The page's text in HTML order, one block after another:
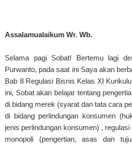
Assalamualaikum Wr. Wb.
Selama pagi Sobat! Bertemu lagi
Purwanto, pada saat ini Saya akan
Bab 8 Regulasi Bisnis Kelas XI
ini, Sobat akan belajar tentang
di bidang merek (syarat dan tata cara
di bidang perlindungan konsumen
jenis perlindungan konsumen) ,
monopoli (pengertian, asas dan